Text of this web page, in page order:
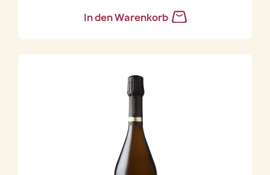
In den Warenkorb